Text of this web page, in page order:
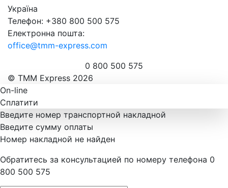
Україна
Телефон: +380 800 500 575
Електронна пошта:
office@tmm-express.com
0 800 500 575
© ТММ Express 2026
On-line
Сплатити
Введите номер транспортной накладной
Введите сумму оплаты
Номер накладной не найден
Обратитесь за консультацией по номеру телефона 0
800 500 575